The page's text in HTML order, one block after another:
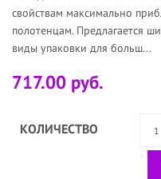
свойствам максимально
полотенцам. Предлагается
виды упаковки для больш...
717.00 руб.
КОЛИЧЕСТВО